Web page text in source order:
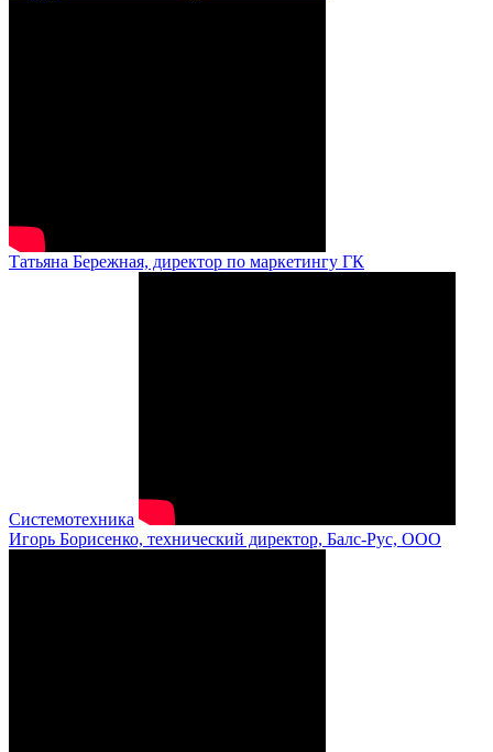
Татьяна Бережная, директор по маркетингу ГК
Системотехника
Игорь Борисенко, технический директор, Балс-Рус, ООО